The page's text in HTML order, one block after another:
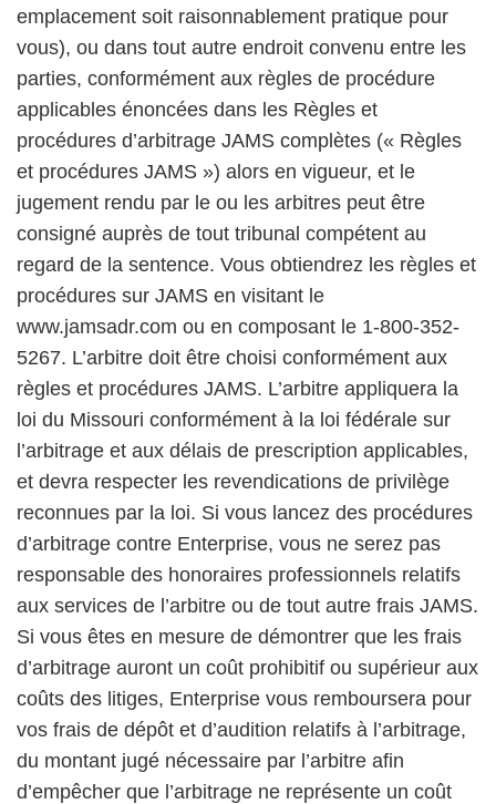
emplacement soit raisonnablement pratique pour
vous), ou dans tout autre endroit convenu entre les
parties, conformément aux règles de procédure
applicables énoncées dans les Règles et
procédures d’arbitrage JAMS complètes (« Règles
et procédures JAMS ») alors en vigueur, et le
jugement rendu par le ou les arbitres peut être
consigné auprès de tout tribunal compétent au
regard de la sentence. Vous obtiendrez les règles et
procédures sur JAMS en visitant le
www.jamsadr.com ou en composant le 1-800-352-
5267. L’arbitre doit être choisi conformément aux
règles et procédures JAMS. L’arbitre appliquera la
loi du Missouri conformément à la loi fédérale sur
l’arbitrage et aux délais de prescription applicables,
et devra respecter les revendications de privilège
reconnues par la loi. Si vous lancez des procédures
d’arbitrage contre Enterprise, vous ne serez pas
responsable des honoraires professionnels relatifs
aux services de l’arbitre ou de tout autre frais JAMS.
Si vous êtes en mesure de démontrer que les frais
d’arbitrage auront un coût prohibitif ou supérieur aux
coûts des litiges, Enterprise vous remboursera pour
vos frais de dépôt et d’audition relatifs à l’arbitrage,
du montant jugé nécessaire par l’arbitre afin
d’empêcher que l’arbitrage ne représente un coût